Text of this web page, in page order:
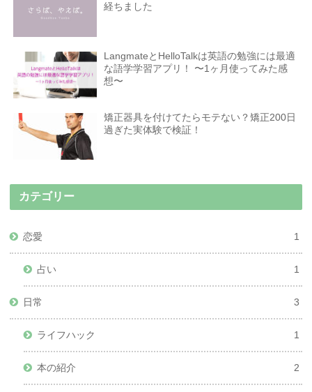
経ちました
LangmateとHelloTalkは英語の勉強には最適
な語学学習アプリ！ 〜1ヶ月使ってみた感
想〜
矯正器具を付けてたらモテない？矯正200日
過ぎた実体験で検証！
カテゴリー
恋愛 1
占い 1
日常 3
ライフハック 1
本の紹介 2